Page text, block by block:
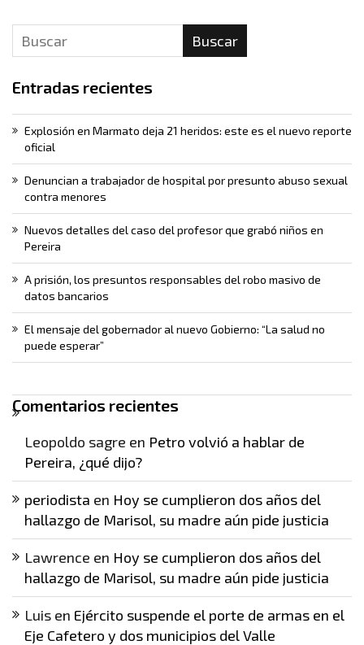
Buscar
Entradas recientes
Explosión en Marmato deja 21 heridos: este es el nuevo reporte
oficial
Denuncian a trabajador de hospital por presunto abuso sexual
contra menores
Nuevos detalles del caso del profesor que grabó niños en
Pereira
A prisión, los presuntos responsables del robo masivo de
datos bancarios
El mensaje del gobernador al nuevo Gobierno: “La salud no
puede esperar”
Comentarios recientes
Leopoldo sagre en Petro volvió a hablar de
Pereira, ¿qué dijo?
periodista en Hoy se cumplieron dos años del
hallazgo de Marisol, su madre aún pide justicia
Lawrence en Hoy se cumplieron dos años del
hallazgo de Marisol, su madre aún pide justicia
Luis en Ejército suspende el porte de armas en el
Eje Cafetero y dos municipios del Valle